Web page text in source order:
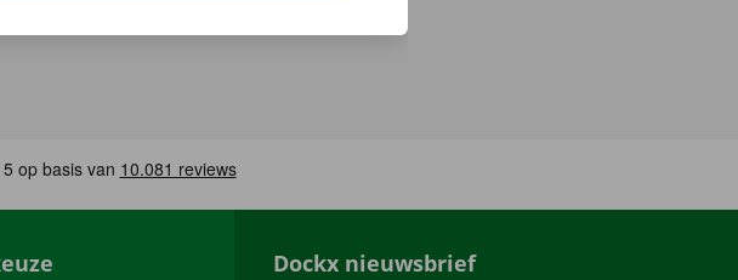
Dockx nieuwsbrief